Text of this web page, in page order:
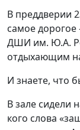
В преддверии
самое дорогое
ДШИ им. Ю.А.
отдыхающим
И знаете, что
В зале сидели
кого слова